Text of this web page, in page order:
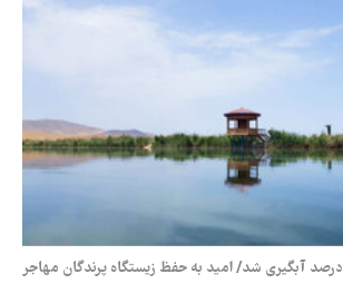
تالاب سولدوز نقده ۱۰۰ درصد آبگیری شد/ امید به حفظ زیستگاه پرندگان مهاجر